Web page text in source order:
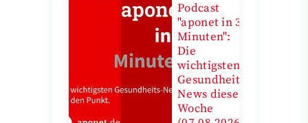
Podcast
"aponet in 3
Minuten":
Die
wichtigsten
Gesundheits-
News diese
Woche